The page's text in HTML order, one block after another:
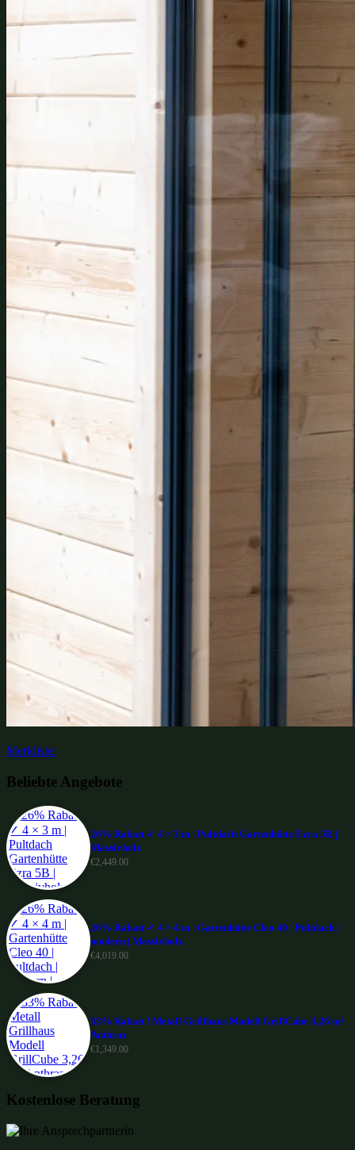
Merkliste:
Beliebte Angebote
26% Rabatt ✓ 4 × 3 m | Pultdach Gartenhütte Ezra 5B |
Massivholz
€2,449.00
26% Rabatt ✓ 4 × 4 m | Gartenhütte Cleo 40 | Pultdach |
modern | Massivholz
€4,019.00
33% Rabatt ! Metall Grillhaus Modell GrillCube 3,26 m²
Anthraz
€1,349.00
Kostenlose Beratung